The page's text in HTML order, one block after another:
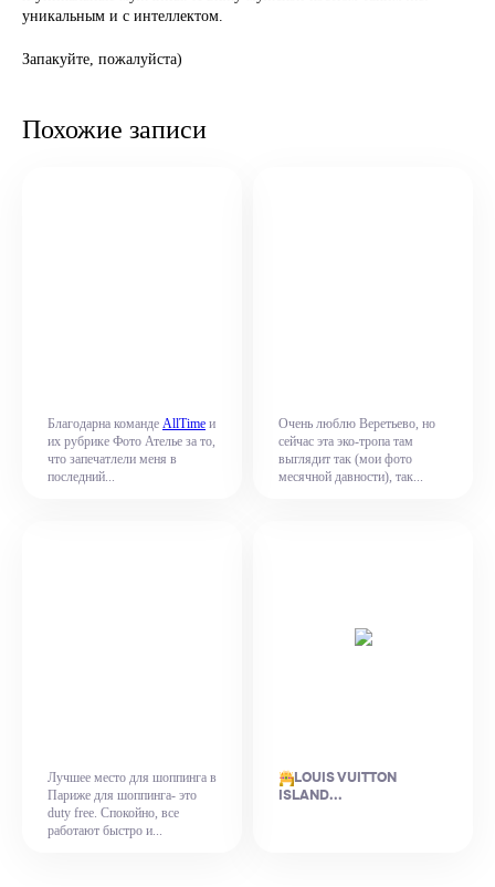
уникальным и с интеллектом.
Запакуйте, пожалуйста)
Похожие записи
Благодарна команде AllTime и
их рубрике Фото Ателье за то,
что запечатлели меня в
последний...
Очень люблю Веретьево, но
сейчас эта эко-тропа там
выглядит так (мои фото
месячной давности), так...
Лучшее место для шоппинга в
Париже для шоппинга- это
duty free. Спокойно, все
работают быстро и...
LOUIS VUITTON
ISLAND...